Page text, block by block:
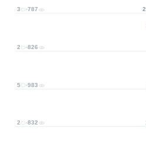
3 787
2 826
5 983
2 832